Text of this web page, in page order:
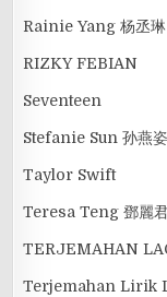
Rainie Yang 杨丞琳
RIZKY FEBIAN
Seventeen
Stefanie Sun 孙燕姿
Taylor Swift
Teresa Teng 鄧麗
TERJEMAHAN
Terjemahan Lirik